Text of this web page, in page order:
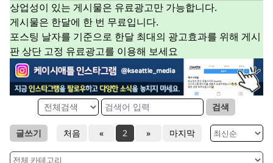
상업성이 있는 게시물은 유료광고만 가능합니다.
게시물은 한달에 한 번 무료입니다.
포스팅 날자를 기준으로 한달 최대의 광고효과를 위해 게시
판 상단 고정 유료광고를 이용해 보세요
검색
글쓰기 처음 « 2 » 마지막